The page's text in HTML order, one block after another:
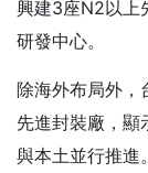
興建3座N2以上
研發中心。
除海外布局外，
先進封裝廠，顯
與本土並行推進